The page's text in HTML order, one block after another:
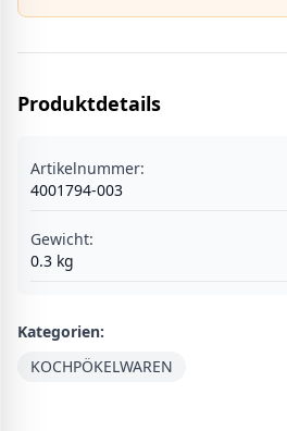
Produktdetails
Artikelnummer:
4001794-003
Gewicht:
0.3 kg
Kategorien:
KOCHPÖKELWAREN